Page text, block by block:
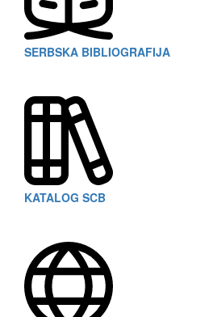
SERBSKA BIBLIOGRAFIJA
KATALOG SCB